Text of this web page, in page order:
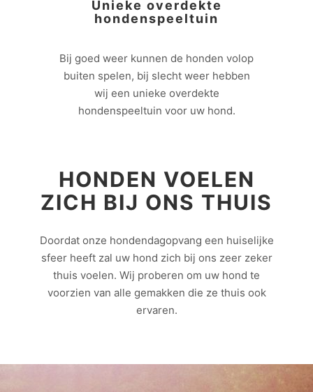
Unieke overdekte
hondenspeeltuin
Bij goed weer kunnen de honden volop
buiten spelen, bij slecht weer hebben
wij een unieke overdekte
hondenspeeltuin voor uw hond.
HONDEN VOELEN
ZICH BIJ ONS THUIS
Doordat onze hondendagopvang een huiselijke
sfeer heeft zal uw hond zich bij ons zeer zeker
thuis voelen. Wij proberen om uw hond te
voorzien van alle gemakken die ze thuis ook
ervaren.